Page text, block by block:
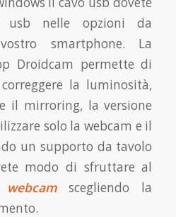
nelle opzioni da
smartphone. La
Droidcam permette di
la luminosità,
il mirroring, la versione
solo la webcam e il
un supporto da tavolo
modo di sfruttare al
scegliendo la